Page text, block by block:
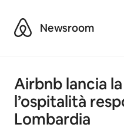
AirbnbNewsroom
Airbnb lancia
l’ospitalità
Lombardia